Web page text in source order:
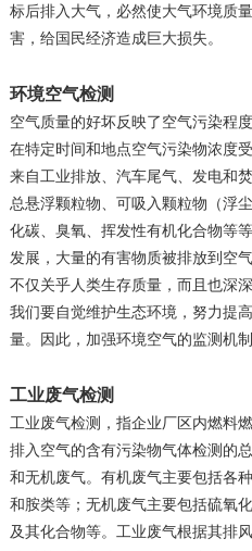
标后排入大气，必然使大气环境质
害，给国民经济造成巨大损失。
环境空气检测
空气质量的好坏反映了空气污染程
在特定时间和地点空气污染物浓度
来自工业排放、汽车尾气、发电和
总悬浮颗粒物、可吸入颗粒物（浮
化碳、臭氧、挥发性有机化合物等
发展，大量的有害物质被排放到空
不仅关乎人类生存质量，而且也深
我们要自觉维护生态环境，努力提
量。因此，加强环境空气的监测机制
工业废气检测
工业废气检测，指企业厂区内燃料
排入空气的含有污染物气体检测的
和无机废气。有机废气主要包括各
和胺类等；无机废气主要包括硫氧
及其化合物等。工业废气根据其排